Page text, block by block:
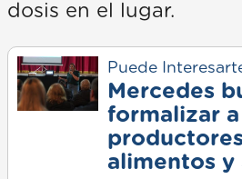
dosis en el lugar.
Puede
Mercedes
formalizar
alimentos y